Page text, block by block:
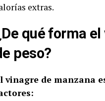
extras.
qué forma
peso?
vinagre de manzana